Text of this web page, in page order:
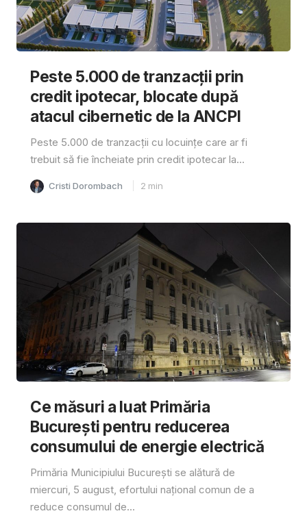
Peste 5.000 de tranzacții prin
credit ipotecar, blocate după
atacul cibernetic de la ANCPI
Peste 5.000 de tranzacții cu locuințe care ar fi
trebuit să fie încheiate prin credit ipotecar la...
Cristi Dorombach 2 min
Ce măsuri a luat Primăria
București pentru reducerea
consumului de energie electrică
Primăria Municipiului București se alătură de
miercuri, 5 august, efortului național comun de a
reduce consumul de...